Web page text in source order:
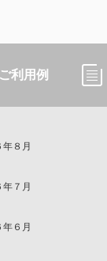
利用例
年８月
年７月
年６月